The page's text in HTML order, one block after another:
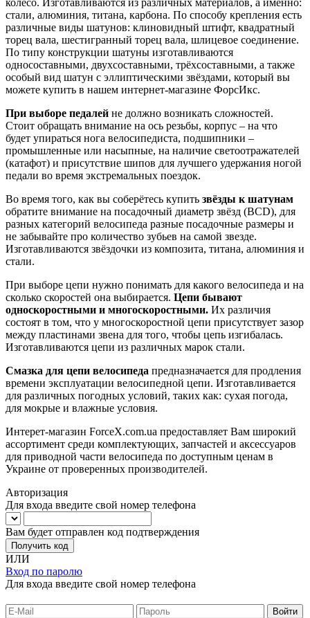
колесо. Изготавливаются из различных материалов, а именно:
стали, алюминия, титана, карбона. По способу крепления есть
различные виды шатунов: клиновидный штифт, квадратный
торец вала, шестигранный торец вала, шлицевое соединение.
По типу конструкции шатуны изготавливаются
односоставными, двухсоставными, трёхсоставными, а также
особый вид шатун с эллиптическими звёздами, который вы
можете купить в нашем интернет-магазине ФорсИкс.
При выборе педалей не должно возникать сложностей.
Стоит обращать внимание на ось резьбы, корпус – на что
будет упираться нога велосипедиста, подшипники –
промышленные или насыпные, на наличие светоотражателей
(катафот) и присутствие шипов для лучшего удержания ногой
педали во время экстремальных поездок.
Во время того, как вы соберётесь купить звёзды к шатунам
обратите внимание на посадочный диаметр звёзд (ВСD), для
разных категорий велосипеда разные посадочные размеры и
не забывайте про количество зубьев на самой звезде.
Изготавливаются звёздочки из композита, титана, алюминия и
стали.
При выборе цепи нужно понимать для какого велосипеда и на
сколько скоростей она выбирается. Цепи бывают
односкоростными и многоскоростными. Их различия
состоят в том, что у многоскоростной цепи присутствует зазор
между пластинами звена для того, чтобы цепь изгибалась.
Изготавливаются цепи из различных марок стали.
Смазка для цепи велосипеда предназначается для продления
времени эксплуатации велосипедной цепи. Изготавливается
для различных погодных условий, таких как: сухая погода,
для мокрые и влажные условия.
Интерет-магазин ForceX.com.ua предоставляет Вам широкий
ассортимент среди комплектующих, запчастей и аксессуаров
для приводной части велосипеда по доступным ценам в
Украине от проверенных производителей.
Авторизация
Для входа введите свой номер телефона
Вам будет отправлен код подтверждения
Получить код
ИЛИ
Вход по паролю
Для входа введите свой номер телефона